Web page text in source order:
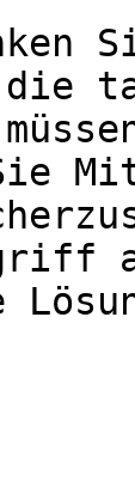
die